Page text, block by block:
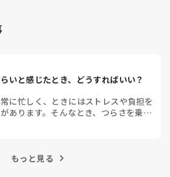
いと感じたとき、どうすればいい？
に忙しく、ときにはストレスや負担を
あります。そんなとき、つらさを乗り
もっと見る